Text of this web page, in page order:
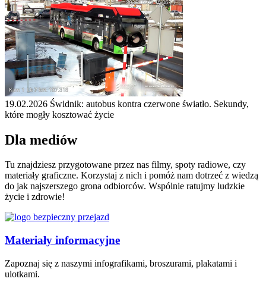
19.02.2026 Świdnik: autobus kontra czerwone światło. Sekundy,
które mogły kosztować życie
Dla mediów
Tu znajdziesz przygotowane przez nas filmy, spoty radiowe, czy
materiały graficzne. Korzystaj z nich i pomóż nam dotrzeć z wiedzą
do jak najszerszego grona odbiorców. Wspólnie ratujmy ludzkie
życie i zdrowie!
Materiały informacyjne
Zapoznaj się z naszymi infografikami, broszurami, plakatami i
ulotkami.